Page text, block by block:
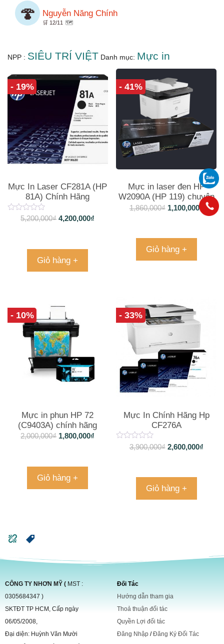
🍄 Nguyễn Năng Chính
🛒 12/11 🗺️
NPP : SIÊU TRÍ VIỆT Danh mục: Mực in
- 19%
Mực In Laser CF281A (HP
81A) Chính Hãng
5,200,000₫ 4,200,000₫
Giỏ hàng +
- 41%
Mực in laser đen HP
W2090A (HP 119) chuyên
dụng
1,860,000₫ 1,100,000₫
Giỏ hàng +
- 10%
Mực in phun HP 72
(C9403A) chính hãng
2,000,000₫ 1,800,000₫
Giỏ hàng +
- 33%
Mực In Chính Hãng Hp
CF276A
3,900,000₫ 2,600,000₫
Giỏ hàng +
CÔNG TY NHƠN MỸ ( MST :
0305684347 )
SKTĐT TP HCM, Cấp ngày
06/05/2008,
Đại diện: Huỳnh Văn Mười
Đối Tác
Hướng dẫn tham gia
Thoả thuận đối tác
Quyền Lợi đối tác
Đăng Nhập /Đăng Ký Đối Tác